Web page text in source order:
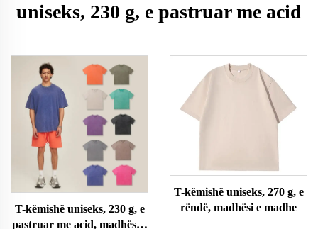
uniseks, 230 g, e pastruar me acid
T-këmishë uniseks, 230 g, e
pastruar me acid, madhësi e
T-këmishë uniseks, 270 g, e
rëndë, madhësi e madhe